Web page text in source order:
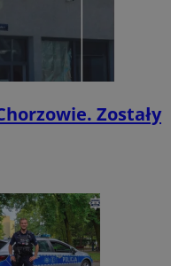
Zostały